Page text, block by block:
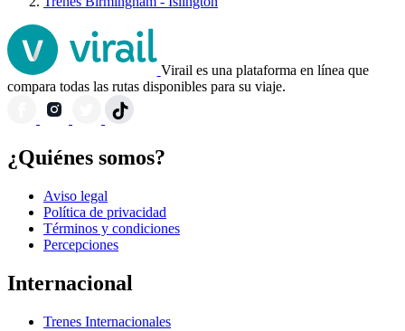
Virail es una plataforma en línea que
compara todas las rutas disponibles para su viaje.
¿Quiénes somos?
Aviso legal
Política de privacidad
Términos y condiciones
Percepciones
Internacional
Trenes Internacionales